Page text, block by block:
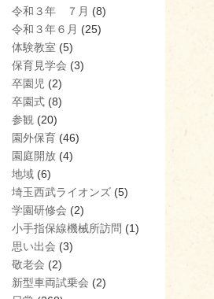
令和３年 ７月 (8)
令和３年６月 (25)
体験教室 (5)
保育見学会 (3)
卒園児 (2)
卒園式 (8)
参観 (20)
園外保育 (46)
園庭開放 (4)
地域 (6)
埼玉西武ライオンズ (5)
学園研修会 (2)
小手指保線機械所訪問 (1)
思い出会 (3)
敬老会 (2)
新型車両試乗会 (2)